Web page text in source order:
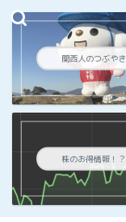
関西人のつぶやき
株のお得情報！？